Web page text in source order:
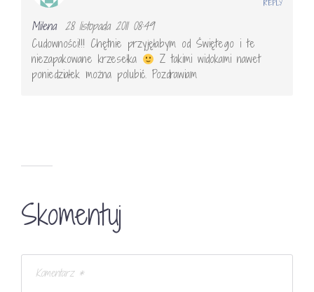
Milena 28 listopada 2011 08:49
Cudowności!!! Chętnie przyjęłabym od Świętego i te
niezapakowane krzesełka
Z takimi widokami nawet
poniedziałek można polubić. Pozdrawiam
REPLY
Skomentuj